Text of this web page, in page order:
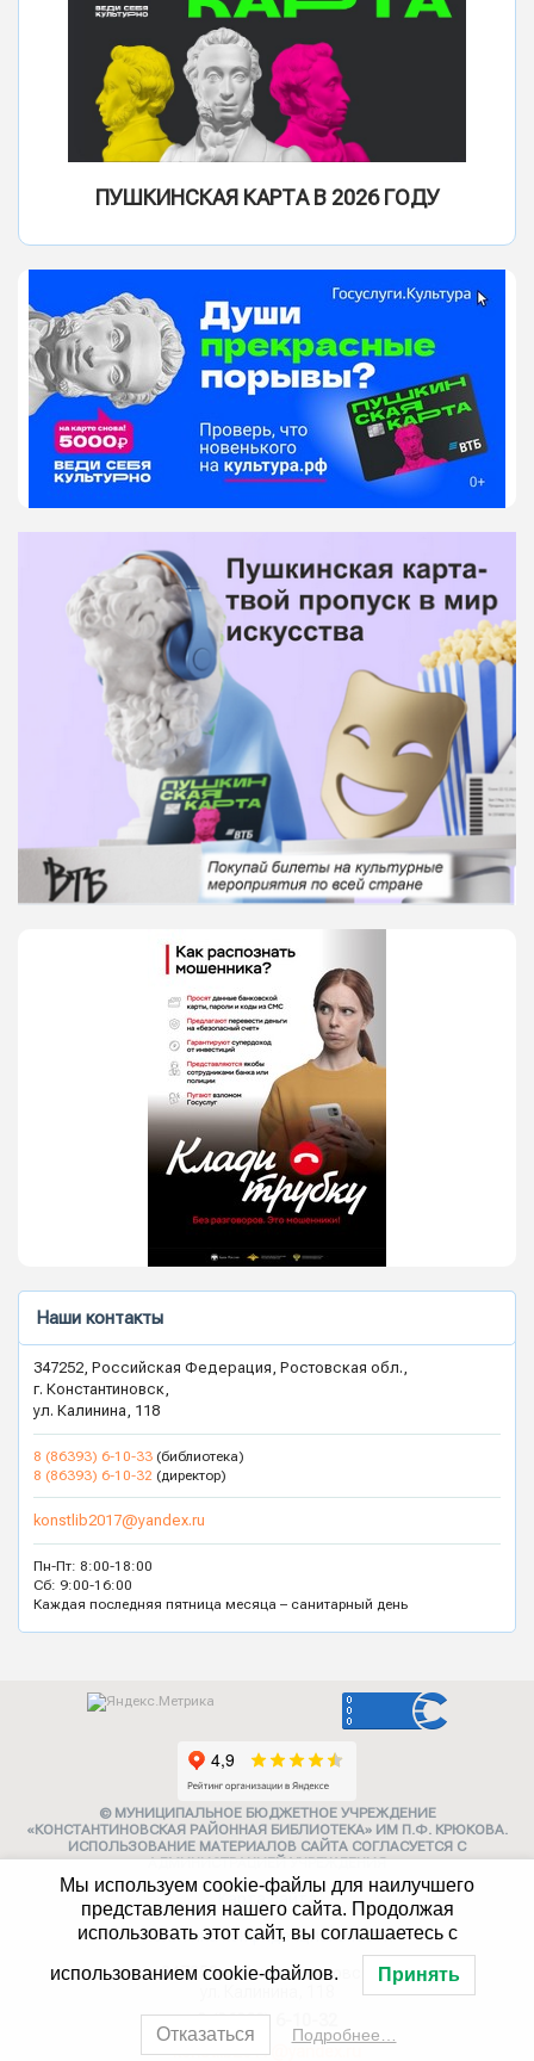
ПУШКИНСКАЯ КАРТА В 2026 ГОДУ
Наши контакты
347252, Российская Федерация, Ростовская обл.,
г. Константиновск,
ул. Калинина, 118
8 (86393) 6-10-33 (библиотека)
8 (86393) 6-10-32 (директор)
konstlib2017@yandex.ru
Пн-Пт: 8:00-18:00
Сб: 9:00-16:00
Каждая последняя пятница месяца – санитарный день
Мы используем cookie-файлы для наилучшего
представления нашего сайта. Продолжая
использовать этот сайт, вы соглашаетесь с
использованием cookie-файлов. Принять
Отказаться Подробнее…
© МУНИЦИПАЛЬНОЕ БЮДЖЕТНОЕ УЧРЕЖДЕНИЕ
«КОНСТАНТИНОВСКАЯ РАЙОННАЯ БИБЛИОТЕКА» ИМ П.Ф. КРЮКОВА.
ИСПОЛЬЗОВАНИЕ МАТЕРИАЛОВ САЙТА СОГЛАСУЕТСЯ С
АДМИНИСТРАЦИЕЙ УЧРЕЖДЕНИЯ
Карта сайта
Политика конфиденциальности
347252, г. Константиновск,
8 (86393) 6-10-32
konstlib2017@yandex.ru